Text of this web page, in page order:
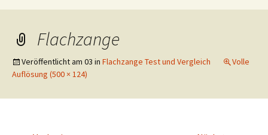
Flachzange
Veröffentlicht am 03 in Flachzange Test und Vergleich
Volle
Auflösung (500 × 124)